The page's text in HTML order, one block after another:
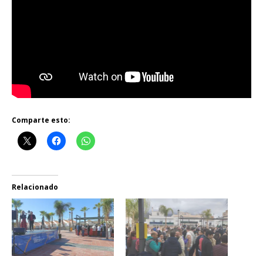
Comparte esto:
Relacionado